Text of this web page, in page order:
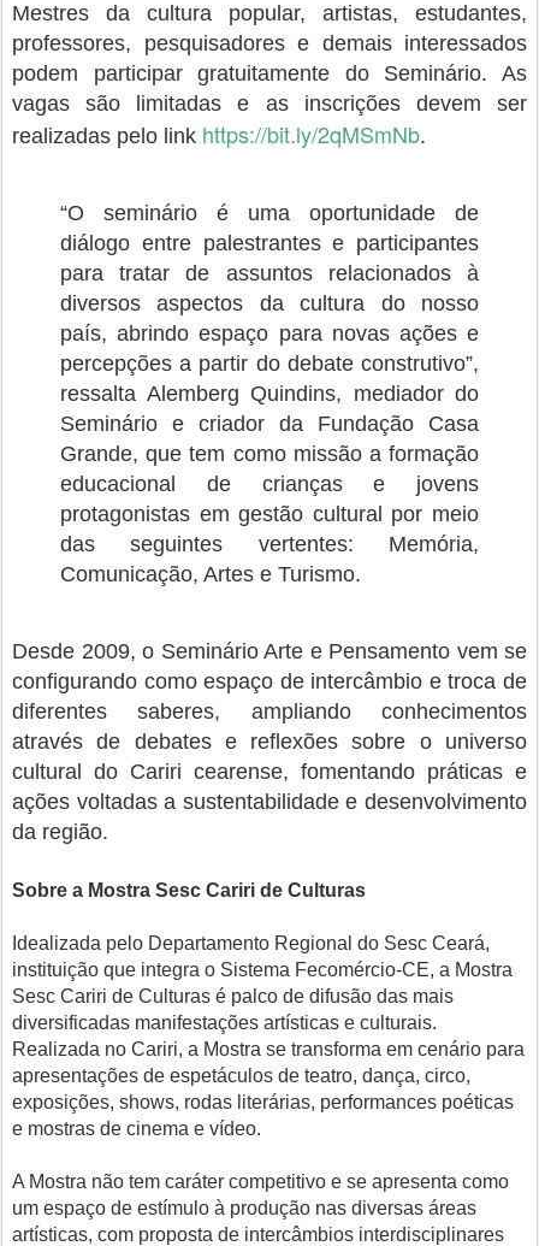
Mestres da cultura popular, artistas, estudantes,
professores, pesquisadores e demais interessados
podem participar gratuitamente do Seminário. As
vagas são limitadas e as inscrições devem ser
realizadas pelo link https://bit.ly/2qMSmNb.
“O seminário é uma oportunidade de
diálogo entre palestrantes e participantes
para tratar de assuntos relacionados à
diversos aspectos da cultura do nosso
país, abrindo espaço para novas ações e
percepções a partir do debate construtivo”,
ressalta Alemberg Quindins, mediador do
Seminário e criador da Fundação Casa
Grande, que tem como missão a formação
educacional de crianças e jovens
protagonistas em gestão cultural por meio
das seguintes vertentes: Memória,
Comunicação, Artes e Turismo.
Desde 2009, o Seminário Arte e Pensamento vem se
configurando como espaço de intercâmbio e troca de
diferentes saberes, ampliando conhecimentos
através de debates e reflexões sobre o universo
cultural do Cariri cearense, fomentando práticas e
ações voltadas a sustentabilidade e desenvolvimento
da região.
Sobre a Mostra Sesc Cariri de Culturas
Idealizada pelo Departamento Regional do Sesc Ceará,
instituição que integra o Sistema Fecomércio-CE, a Mostra
Sesc Cariri de Culturas é palco de difusão das mais
diversificadas manifestações artísticas e culturais.
Realizada no Cariri, a Mostra se transforma em cenário para
apresentações de espetáculos de teatro, dança, circo,
exposições, shows, rodas literárias, performances poéticas
e mostras de cinema e vídeo.
A Mostra não tem caráter competitivo e se apresenta como
um espaço de estímulo à produção nas diversas áreas
artísticas, com proposta de intercâmbios interdisciplinares